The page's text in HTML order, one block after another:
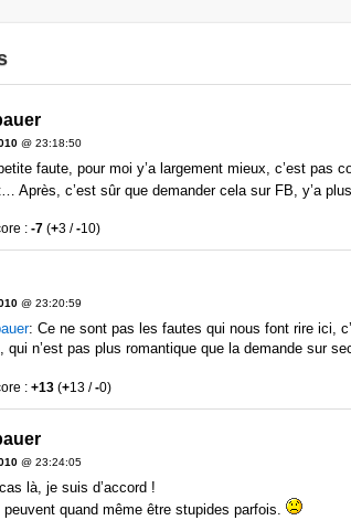
@ 23:18:50
faute, pour moi y’a largement mieux, c’est pas
Après, c’est sûr que demander cela sur FB, y’a
: -7(+3 /-10)
@ 23:20:59
: Ce ne sont pas les fautes qui nous font rire ici,
qui n’est pas plus romantique que la demande sur
: +13(+13 /-0)
@ 23:24:05
là, je suis d’accord !
peuvent quand même être stupides parfois.